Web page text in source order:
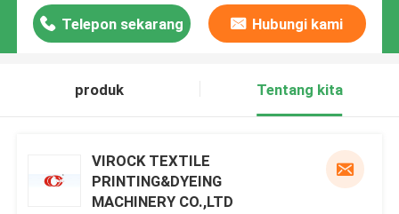
Telepon sekarang Hubungi kami
produk Tentang kita
VIROCK TEXTILE
PRINTING&DYEING
MACHINERY CO.,LTD